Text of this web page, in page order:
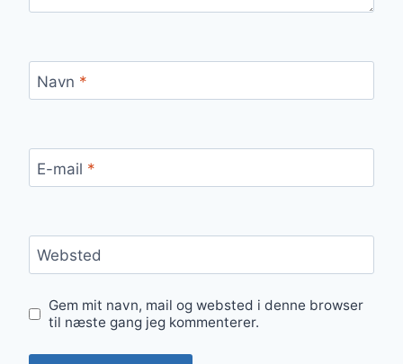
Navn *
E-mail *
Websted
Gem mit navn, mail og websted i denne browser
til næste gang jeg kommenterer.